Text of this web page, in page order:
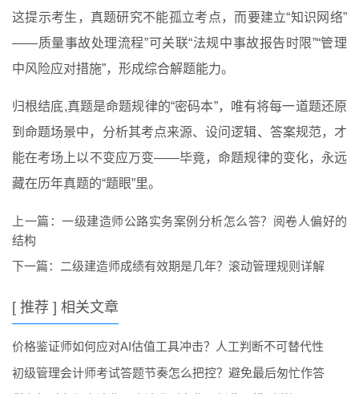
这提示考生，真题研究不能孤立考点，而要建立“知识网络”
——质量事故处理流程”可关联“法规中事故报告时限”“管理
中风险应对措施”，形成综合解题能力。
归根结底,真题是命题规律的“密码本”，唯有将每一道题还原
到命题场景中，分析其考点来源、设问逻辑、答案规范，才
能在考场上以不变应万变——毕竟，命题规律的变化，永远
藏在历年真题的“题眼”里。
上一篇： 一级建造师公路实务案例分析怎么答？阅卷人偏好的
结构
下一篇：
二级建造师成绩有效期是几年？滚动管理规则详解
[ 推荐 ] 相关文章
价格鉴证师如何应对AI估值工具冲击？人工判断不可替代性
初级管理会计师考试答题节奏怎么把控？避免最后匆忙作答